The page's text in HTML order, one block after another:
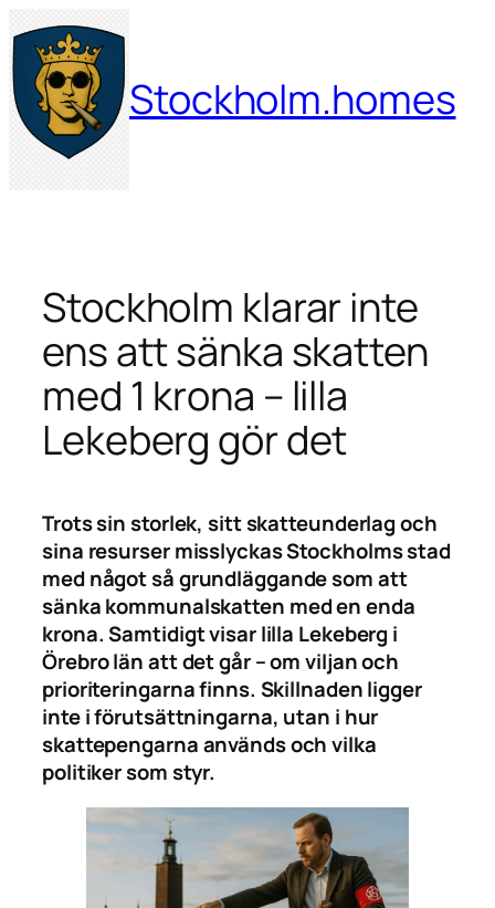
Hoppa
till
innehåll
Stockholm.homes
Stockholm klarar inte
ens att sänka skatten
med 1 krona – lilla
Lekeberg gör det
Trots sin storlek, sitt skatteunderlag och
sina resurser misslyckas Stockholms stad
med något så grundläggande som att
sänka kommunalskatten med en enda
krona. Samtidigt visar lilla Lekeberg i
Örebro län att det går – om viljan och
prioriteringarna finns. Skillnaden ligger
inte i förutsättningarna, utan i hur
skattepengarna används och vilka
politiker som styr.